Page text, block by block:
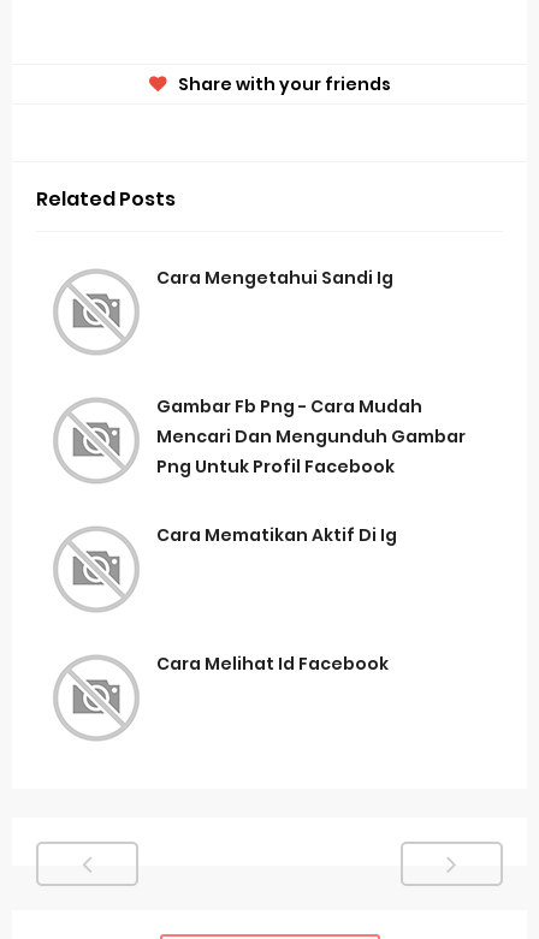
Share with your friends
Related Posts
Cara Mengetahui Sandi Ig
Gambar Fb Png - Cara Mudah
Mencari Dan Mengunduh Gambar
Png Untuk Profil Facebook
Cara Mematikan Aktif Di Ig
Cara Melihat Id Facebook